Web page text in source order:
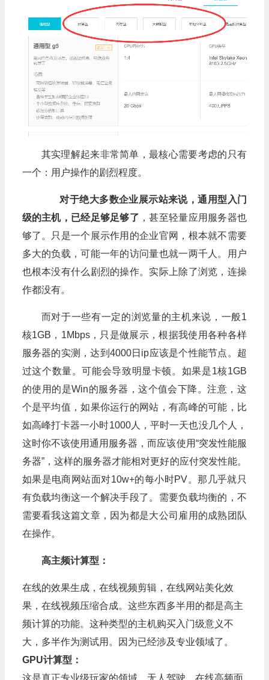
其实理解起来非常简单，最核心需要考虑的只有
一个：用户操作的剧烈程度。
对于绝大多数企业展示站来说，通用型入门
级的主机，已经足够足够了 ，甚至轻量应用服务器也
够了。只是一个展示作用的企业官网，根本就不需要
多大的负载，可能一年的访问量也就一两千人。用户
也根本没有什么剧烈的操作。实际上除了浏览，连操
作都没有。
而对于一些有一定的浏览量的主机来说，一般1
核1GB，1Mbps，只是做展示，根据我使用各种各样
服务器的实测，达到4000日ip应该是个性能节点。超
过这个数量。可能会导致明显卡顿。如果是1核1GB
的使用的是Win的服务器，这个值会下降。注意，这
个是平均值，如果你运行的网站，有高峰的可能，比
如高峰打卡器一小时1000人，平时一天也没几个人，
这时你不该使用通用服务器，而应该使用“突发性能服
务器”，这样的服务器才能相对更好的应付突发性能。
如果是电商网站面对10w+的每小时PV。那几乎就只
有负载均衡这一个解决手段了。需要负载均衡的，不
需要看我这篇文章，因为都是大公司雇用的成熟团队
在操作。
高主频计算型：
在线的效果生成，在线视频剪辑，在线网站美化效
果，在线视频压缩合成。这些东西多半用的都是高主
频计算的功能。这种类型的主机购买入门级意义不
大，多半作为测试用。因为已经涉及专业领域了。
GPU计算型：